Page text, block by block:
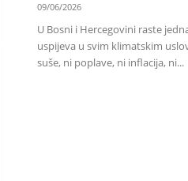
09/06/2026
U Bosni i Hercegovini raste
uspijeva u svim klimatskim
suše, ni poplave, ni inflacija, ni...